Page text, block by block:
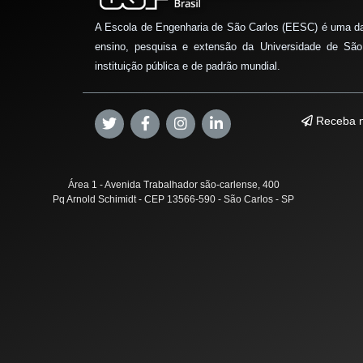
A Escola de Engenharia de São Carlos (EESC) é uma
ensino, pesquisa e extensão da Universidade de
instituição pública e de padrão mundial.
Receba
Área 1 - Avenida Trabalhador são-carlense, 400
Pq Arnold Schimidt - CEP 13566-590 - São Carlos - SP